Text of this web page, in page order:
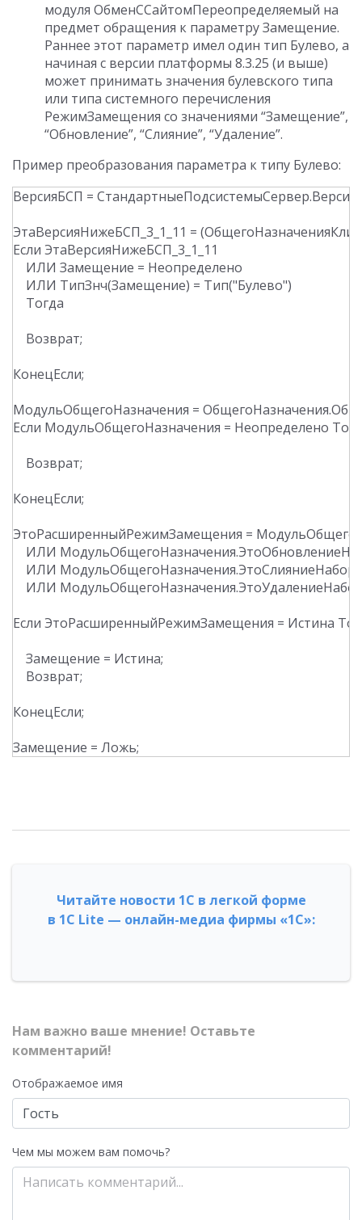
модуля ОбменССайтомПереопределяемый на
предмет обращения к параметру Замещение.
Раннее этот параметр имел один тип Булево, а
начиная с версии платформы 8.3.25 (и выше)
может принимать значения булевского типа
или типа системного перечисления
РежимЗамещения со значениями “Замещение”,
“Обновление”, “Слияние”, “Удаление”.
Пример преобразования параметра к типу Булево:
ВерсияБСП =
ЭтаВерсияНижеБСП_3_1_11 =
Если ЭтаВерсияНижеБСП_3_1_11
    ИЛИ Замещение = Неопределено
    ИЛИ ТипЗнч(Замещение) = Тип("Булево")
    Тогда
    Возврат;
КонецЕсли;
МодульОбщегоНазначения =
Если МодульОбщегоНазначения = Неопределено
    Возврат;
КонецЕсли;
ЭтоРасширенныйРежимЗамещения =
ИЛИ
ИЛИ
ИЛИ
Если ЭтоРасширенныйРежимЗамещения = Истина
    Замещение = Истина;
    Возврат;
КонецЕсли;
Замещение = Ложь;
Читайте новости 1С в легкой форме
в 1С Lite — онлайн-медиа фирмы «1С»:
Нам важно ваше мнение! Оставьте
комментарий!
Отображаемое имя
Чем мы можем вам помочь?